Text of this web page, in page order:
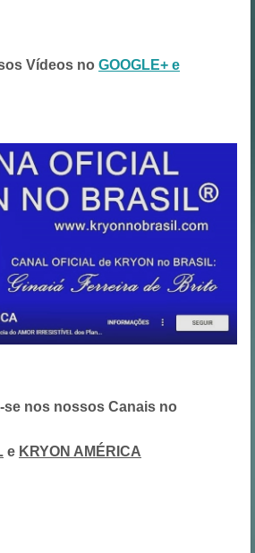
Vídeos no GOOGLE+ e
se nos nossos Canais no
e KRYON AMÉRICA